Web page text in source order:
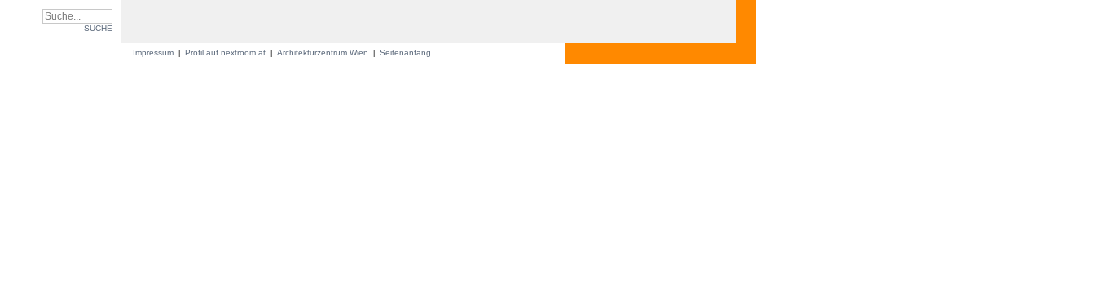
SUCHE
Impressum Profil auf nextroom.at Architekturzentrum Wien Seitenanfang